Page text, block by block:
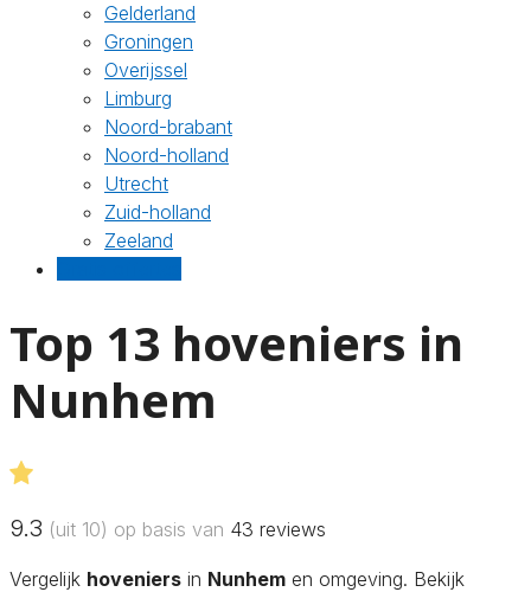
Gelderland
Groningen
Overijssel
Limburg
Noord-brabant
Noord-holland
Utrecht
Zuid-holland
Zeeland
Top 13 hoveniers in
Nunhem
9.3 (uit 10) op basis van 43 reviews
Vergelijk hoveniers in Nunhem en omgeving. Bekijk